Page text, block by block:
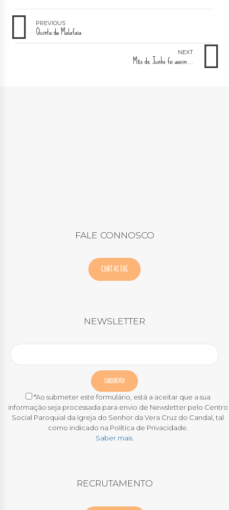
PREVIOUS
Quinta da Malafaia
NEXT
Mês de Junho foi assim...
FALE CONNOSCO
CONTACTOS
NEWSLETTER
*Ao submeter este formulário, está a aceitar que a sua
informação seja processada para envio de Newsletter pelo Centro
Social Paroquial da Igreja do Senhor da Vera Cruz do Candal, tal
como indicado na Política de Privacidade.
Saber mais.
RECRUTAMENTO